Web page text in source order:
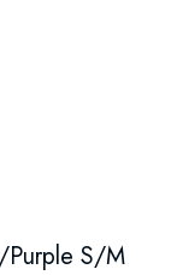
Purple S/M